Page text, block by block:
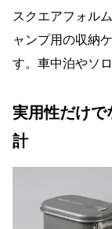
スクエアフォル
ャンプ用の収納
す。車中泊やソ
実用性だけ
計